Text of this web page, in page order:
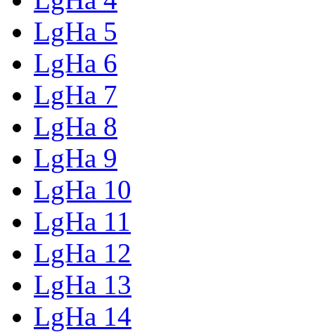
LgHa 5
LgHa 6
LgHa 7
LgHa 8
LgHa 9
LgHa 10
LgHa 11
LgHa 12
LgHa 13
LgHa 14